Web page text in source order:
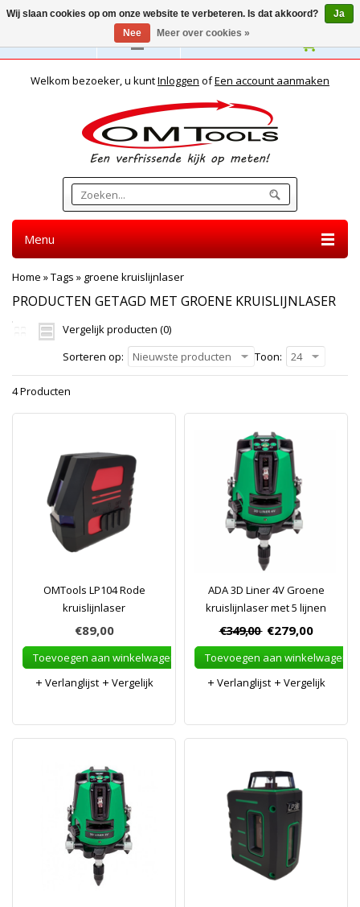
Nederlands
Welkom bezoeker, u kuntInloggen ofEen account aanmaken
Menu
Home »Tags » groene kruislijnlaser
PRODUCTEN GETAGD MET GROENE KRUISLIJNLASER
Vergelijk producten (0)
Sorteren op:
Nieuwste producten Toon: 24
4 Producten
OMTools LP104 Rode
kruislijnlaser
€89,00
Toevoegen aan winkelwagen
Verlanglijst
Vergelijk
ADA 3D Liner 4V Groene
kruislijnlaser met 5 lijnen
€349,00 €279,00
Toevoegen aan winkelwagen
Verlanglijst
Vergelijk
Wij slaan cookies op om onze website te verbeteren. Is dat akkoord?
Ja
Nee
Meer over cookies »